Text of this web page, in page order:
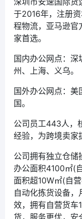
于2016年，注册
程物流，亚马逊
家首选。
国内办公网点：
州、上海、义乌。
国外办公网点：
国。
公司员工443人，
经验，为跨境卖家
公司拥有独立仓
办公面积4100㎡(
面积超10W㎡(自
自动化拣货设备
效，拥有自营货车